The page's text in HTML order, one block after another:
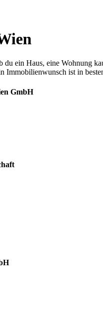
du ein Haus, eine Wohnung
Immobilienwunsch ist in
GmbH